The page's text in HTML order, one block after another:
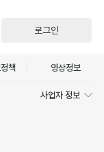
로그인
책 영상정보
사업자 정보